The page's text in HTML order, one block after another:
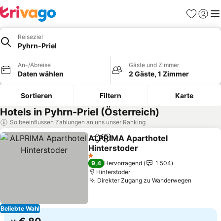
Favoriten
Reiseziel
Pyhrn-Priel
An-/Abreise
Daten wählen
Gäste und Zimmer
2 Gäste, 1 Zimmer
Sortieren Filtern Karte
Hotels in Pyhrn-Priel (Österreich)
So beeinflussen Zahlungen an uns unser Ranking
Beliebte Wahl
TeilenZu Favoriten hinzufügen
ALPRIMA Aparthotel
Hinterstoder
Preise sehen
1 Sterne
9,4 Hervorragend
1 504
Hinterstoder
Direkter Zugang zu Wanderwegen